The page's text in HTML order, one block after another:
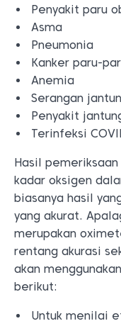
Penyakit paru
Asma
Pneumonia
Kanker paru-
Anemia
Serangan
Penyakit
Terinfeksi
Hasil
kadar oksigen
biasanya hasil
yang akurat.
merupakan
rentang akurasi
akan
berikut:
Untuk menilai